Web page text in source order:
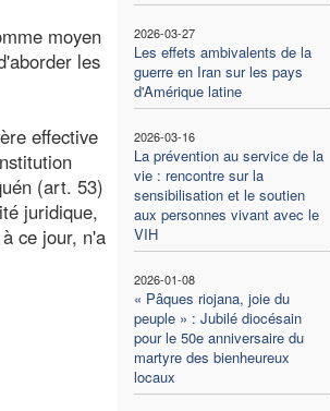
2026-03-27
Les effets ambivalents de la
guerre en Iran sur les pays
d'Amérique latine
2026-03-16
La prévention au service de la
vie : rencontre sur la
sensibilisation et le soutien
aux personnes vivant avec le
VIH
2026-01-08
« Pâques riojana, joie du
peuple » : Jubilé diocésain
pour le 50e anniversaire du
martyre des bienheureux
locaux
moyen
les
effective
(art. 53)
juridique,
ce jour, n'a